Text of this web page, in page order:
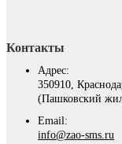
Контакты
Адрес:
350910,
(Пашковский
Email:
info@zao-sms.ru